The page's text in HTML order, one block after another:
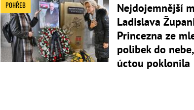
POHŘEB
Nejdojemnější
Ladislava
Princezna ze
polibek do
úctou poklonila